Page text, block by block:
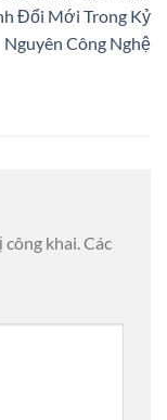
Đổi Mới Trong Kỷ
Nguyên Công Nghệ
khai.Các